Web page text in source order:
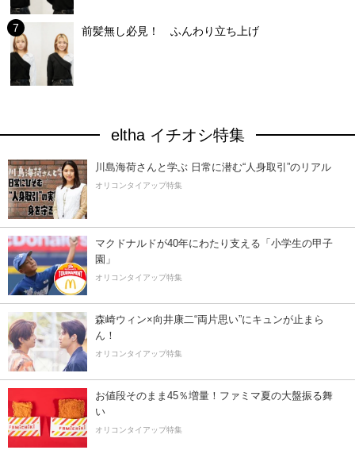
前髪無し必見！ ふんわり立ち上げ
eltha イチオシ特集
川島海荷さんと学ぶ 日常に潜む“人身取引”のリアル
オリコンタイアップ特集
マクドナルドが40年にわたり支える「小学生の甲子
園」
オリコンタイアップ特集
森崎ウィン×向井康二“両片思い”にキュンが止まら
ん！
オリコンタイアップ特集
お値段そのまま45％増量！ファミマ夏の大盤振る舞
い
オリコンタイアップ特集